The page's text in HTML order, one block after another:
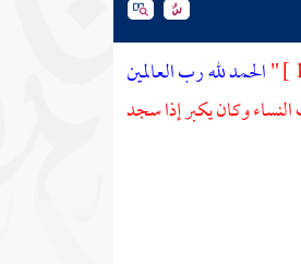
"الحمد لله رب العالمين
وكان يكبر إذا سجد